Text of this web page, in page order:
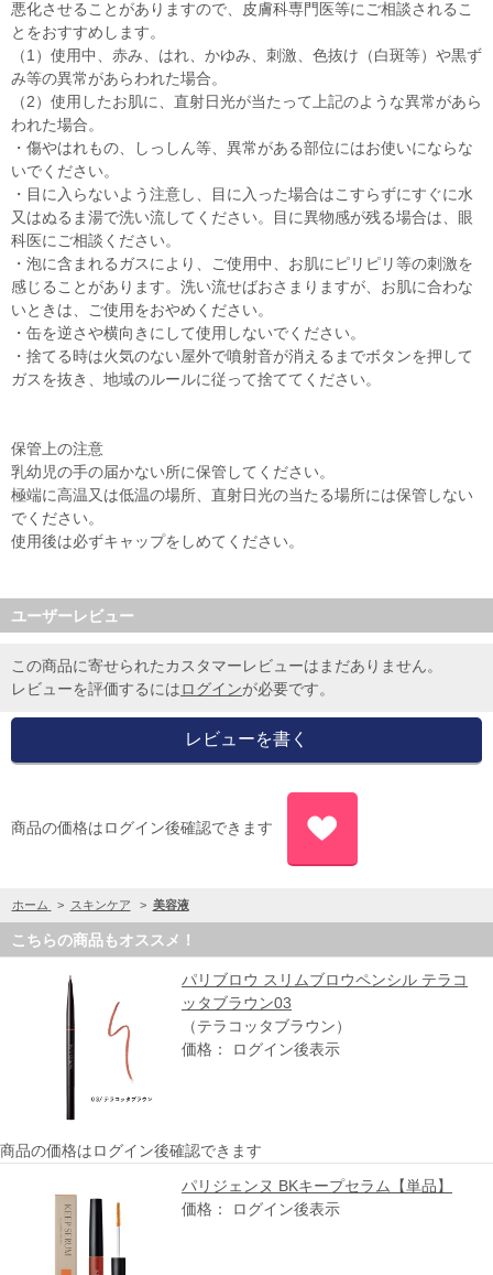
悪化させることがありますので、皮膚科専門医等にご相談されるこ
とをおすすめします。
（1）使用中、赤み、はれ、かゆみ、刺激、色抜け（白斑等）や黒ず
み等の異常があらわれた場合。
（2）使用したお肌に、直射日光が当たって上記のような異常があら
われた場合。
・傷やはれもの、しっしん等、異常がある部位にはお使いにならな
いでください。
・目に入らないよう注意し、目に入った場合はこすらずにすぐに水
又はぬるま湯で洗い流してください。目に異物感が残る場合は、眼
科医にご相談ください。
・泡に含まれるガスにより、ご使用中、お肌にピリピリ等の刺激を
感じることがあります。洗い流せばおさまりますが、お肌に合わな
いときは、ご使用をおやめください。
・缶を逆さや横向きにして使用しないでください。
・捨てる時は火気のない屋外で噴射音が消えるまでボタンを押して
ガスを抜き、地域のルールに従って捨ててください。
保管上の注意
乳幼児の手の届かない所に保管してください。
極端に高温又は低温の場所、直射日光の当たる場所には保管しない
でください。
使用後は必ずキャップをしめてください。
ユーザーレビュー
この商品に寄せられたカスタマーレビューはまだありません。
レビューを評価するにはログインが必要です。
商品の価格はログイン後確認できます
ホーム > スキンケア > 美容液
こちらの商品もオススメ！
パリブロウ スリムブロウペンシル テラコ
ッタブラウン03
（テラコッタブラウン）
価格： ログイン後表示
商品の価格はログイン後確認できます
パリジェンヌ BKキープセラム【単品】
価格： ログイン後表示